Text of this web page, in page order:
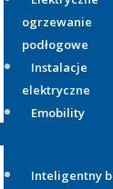
ogrzewanie
podłogowe
Instalacje
elektryczne
Emobility
Inteligentny